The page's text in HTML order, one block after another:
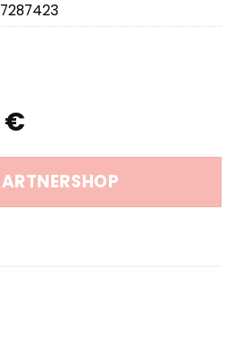
€Aktueller
ist:
8,96 €.